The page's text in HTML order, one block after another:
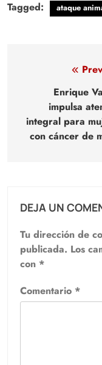
Tagged: ataque
Navegación
entradas
Enrique
impulsa
integral para
con cáncer de
DEJA UN
Tu dirección de
publicada. Los
con *
Comentario *